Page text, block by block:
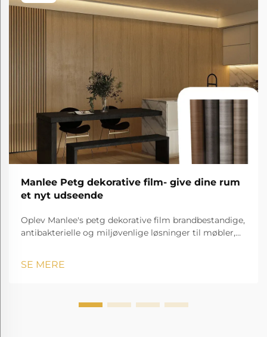
Manlee Petg dekorative film- give dine rum
et nyt udseende
Oplev Manlee's petg dekorative film brandbestandige,
antibakterielle og miljøvenlige løsninger til møbler,
SE MERE